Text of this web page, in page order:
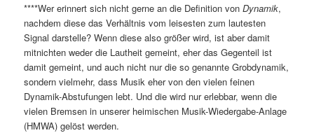
****Wer erinnert sich nicht gerne an die Definition von Dynamik,
nachdem diese das Verhältnis vom leisesten zum lautesten
Signal darstelle? Wenn diese also größer wird, ist aber damit
mitnichten weder die Lautheit gemeint, eher das Gegenteil ist
damit gemeint, und auch nicht nur die so genannte Grobdynamik,
sondern vielmehr, dass Musik eher von den vielen feinen
Dynamik-Abstufungen lebt. Und die wird nur erlebbar, wenn die
vielen Bremsen in unserer heimischen Musik-Wiedergabe-Anlage
(HMWA) gelöst werden.